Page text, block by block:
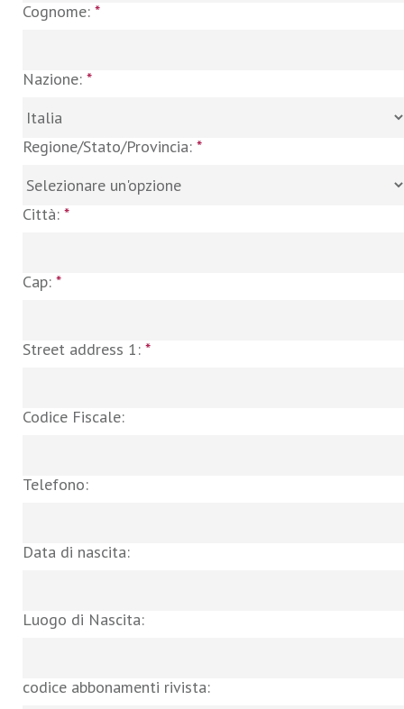
Cognome: *
Nazione: *
Regione/Stato/Provincia: *
Città: *
Cap: *
Street address 1: *
Codice Fiscale:
Telefono:
Data di nascita:
Luogo di Nascita:
codice abbonamenti rivista: